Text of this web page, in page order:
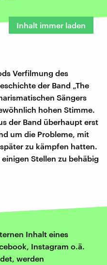
Inhalt immer laden
Verfilmung des
der Band „The
Sängers
hohen Stimme.
der Band überhaupt erst
um die Probleme, mit
zu kämpfen hatten.
Stellen zu behäbig
Inhalt eines
Instagram o.ä.
werden